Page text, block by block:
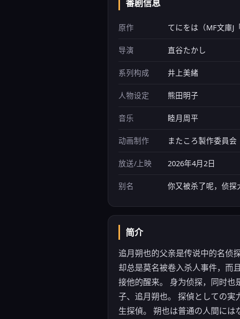
番剧信息
原作 てにをは（MF文庫J
导演 直谷たかし
系列构成 井上美緒
人物设定 熊田明子
音乐 睦月周平
动画制作 またころ製作委員会
放送/上映 2026年4月2日
别名 你又被杀了呢，侦
简介
追月朔也的父亲是传说中的名侦
却总是莫名被卷入杀人事件，而
接他的醒来。 身为侦探，同时
子、追月朔也。 探偵としての
生探偵。 朔也は普通の人間に